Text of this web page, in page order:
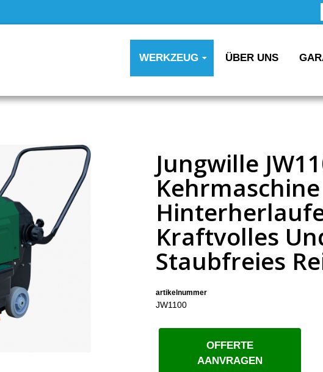
WERKZEUG ÜBER UNS
Jungwille
Kraftvolles
Staubfreies
artikelnummer
JW1100
OFFERTE
AANVRAGEN